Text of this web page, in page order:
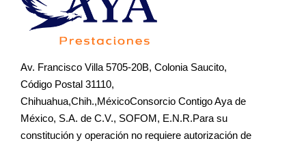
Av. Francisco Villa 5705-20B, Colonia Saucito,
Código Postal 31110,
Chihuahua,Chih.,MéxicoConsorcio Contigo Aya de
México, S.A. de C.V., SOFOM, E.N.R.Para su
constitución y operación no requiere autorización de